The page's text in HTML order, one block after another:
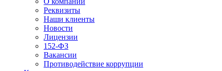
Реквизиты
Наши клиенты
Новости
Лицензии
152-ФЗ
Вакансии
Противодействие коррупции